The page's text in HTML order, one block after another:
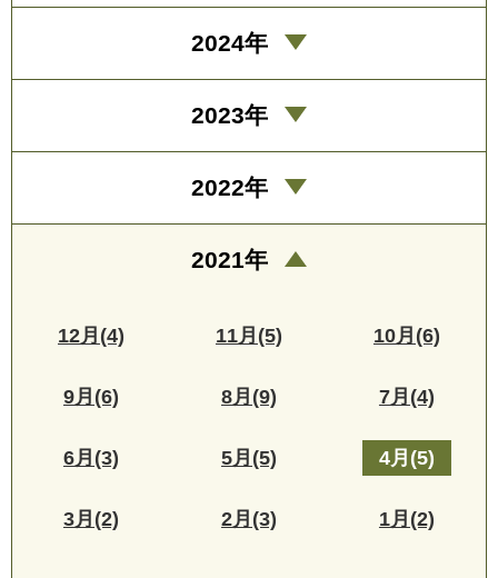
2024年
2023年
2022年
2021年
12月(4) 11月(5) 10月(6)
9月(6) 8月(9) 7月(4)
6月(3) 5月(5) 4月(5)
3月(2) 2月(3) 1月(2)